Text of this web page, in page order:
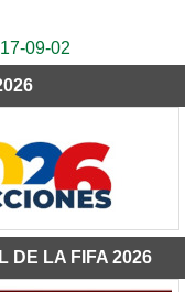
DE LA FIFA 2026